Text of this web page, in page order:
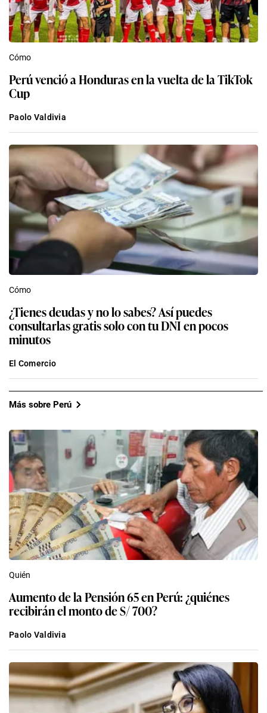
Cómo
Perú venció a Honduras en la vuelta de la TikTok
Cup
Paolo Valdivia
Cómo
¿Tienes deudas y no lo sabes? Así puedes
consultarlas gratis solo con tu DNI en pocos
minutos
El Comercio
Más sobre Perú
Quién
Aumento de la Pensión 65 en Perú: ¿quiénes
recibirán el monto de S/ 700?
Paolo Valdivia